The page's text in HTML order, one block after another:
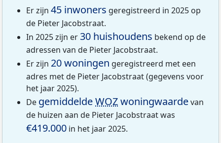
Er zijn 45 inwoners geregistreerd in 2025 op
de Pieter Jacobstraat.
In 2025 zijn er 30 huishoudens bekend op de
adressen van de Pieter Jacobstraat.
Er zijn 20 woningen geregistreerd met een
adres met de Pieter Jacobstraat (gegevens voor
het jaar 2025).
De gemiddeldeWOZwoningwaardevan
de huizen aan de Pieter Jacobstraat was
€419.000 in het jaar 2025.